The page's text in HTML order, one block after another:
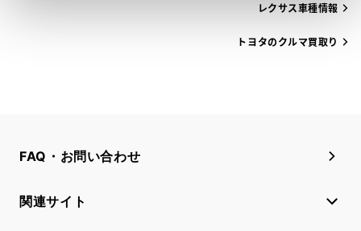
レクサス車種情報
トヨタのクルマ買取り
FAQ・お問い合わせ
関連サイト